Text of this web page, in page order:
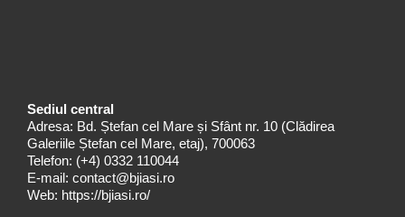
Sediul central
Adresa: Bd. Ștefan cel Mare și Sfânt nr. 10 (Clădirea
Galeriile Ștefan cel Mare, etaj), 700063
Telefon: (+4) 0332 110044
E-mail: contact@bjiasi.ro
Web: https://bjiasi.ro/